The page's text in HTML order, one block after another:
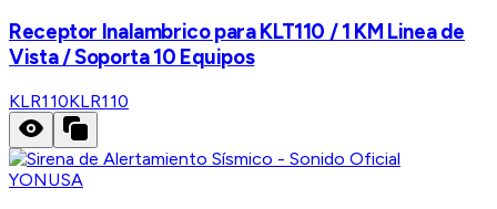
Receptor Inalambrico para KLT110 / 1 KM Linea de
Vista / Soporta 10 Equipos
KLR110KLR110
YONUSA